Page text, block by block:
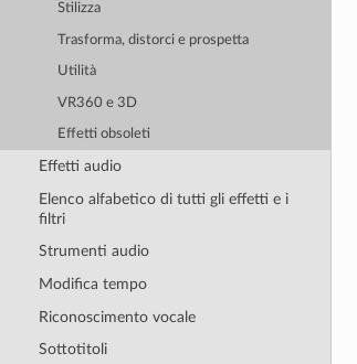
Stilizza
Trasforma, distorci e prospetta
Utilità
VR360 e 3D
Effetti obsoleti
Effetti audio
Elenco alfabetico di tutti gli effetti e i
filtri
Strumenti audio
Modifica tempo
Riconoscimento vocale
Sottotitoli